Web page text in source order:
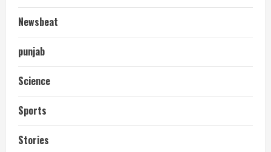
Newsbeat
punjab
Science
Sports
Stories